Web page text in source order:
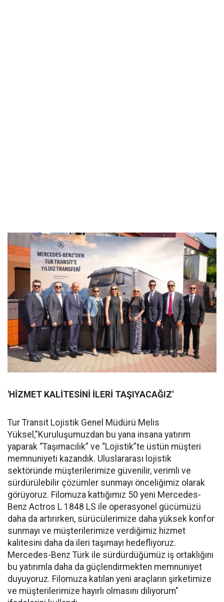
'HİZMET KALİTESİNİ İLERİ TAŞIYACAĞIZ'
Tur Transit Lojistik Genel Müdürü Melis
Yüksel,"Kuruluşumuzdan bu yana insana yatırım
yaparak “Taşımacılık” ve “Lojistik”te üstün müşteri
memnuniyeti kazandık. Uluslararası lojistik
sektöründe müşterilerimize güvenilir, verimli ve
sürdürülebilir çözümler sunmayı önceliğimiz olarak
görüyoruz. Filomuza kattığımız 50 yeni Mercedes-
Benz Actros L 1848 LS ile operasyonel gücümüzü
daha da artırırken, sürücülerimize daha yüksek konfor
sunmayı ve müşterilerimize verdiğimiz hizmet
kalitesini daha da ileri taşımayı hedefliyoruz.
Mercedes-Benz Türk ile sürdürdüğümüz iş ortaklığını
bu yatırımla daha da güçlendirmekten memnuniyet
duyuyoruz. Filomuza katılan yeni araçların şirketimize
ve müşterilerimize hayırlı olmasını diliyorum"